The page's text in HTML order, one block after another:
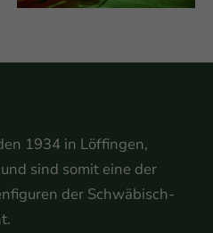
1934 in Löffingen,
sind somit eine der
der Schwäbisch-